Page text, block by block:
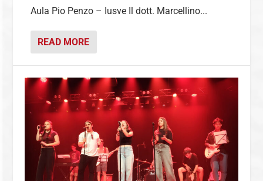
Aula Pio Penzo – Iusve Il dott. Marcellino...
READ MORE